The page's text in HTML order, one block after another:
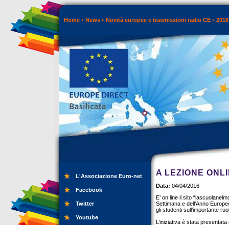
Home News Novità europee e trasmissioni radio CE 2016
L'Associazione Euro-net
Facebook
Twitter
Youtube
A LEZIONE
Data: 04/04/2016
E’ on line il sito
Settimana e dell’Anno
gli studenti sull’importante
L’iniziativa è stata